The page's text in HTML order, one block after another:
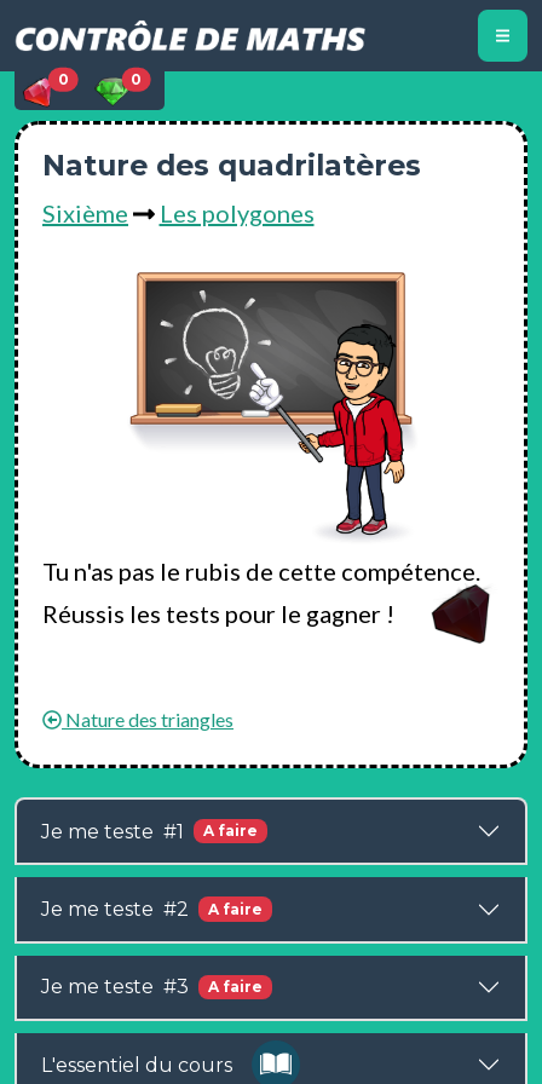
0 0
Nature des quadrilatères
Sixième Les polygones
Tu n'as pas le rubis de cette compétence.
Réussis les tests pour le gagner !
Nature des triangles
Je me teste #1 A faire
Je me teste #2 A faire
Je me teste #3 A faire
L'essentiel du cours